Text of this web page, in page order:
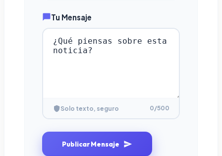
Tu Mensaje
Solo texto, seguro 0/500
Publicar Mensaje